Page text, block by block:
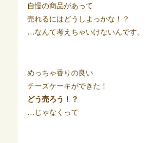
自慢の商品があって
売れるにはどうしよっかな！？
…なんて考えちゃいけないんです。
めっちゃ香りの良い
チーズケーキができた！
どう売ろう！？
…じゃなくって